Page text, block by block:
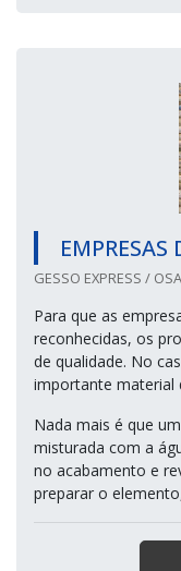
EMPRESAS
GESSO EXPRESS /
Para que as
reconhecidas, os
de qualidade. No
importante material
Nada mais é que
misturada com a
no acabamento e
preparar o